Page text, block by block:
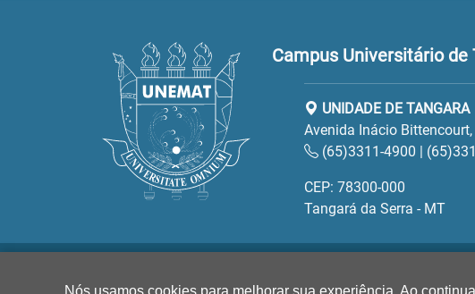
Campus Universitário de
UNIDADE DE TANGARA
Avenida Inácio
(65)3311-4900 |
CEP: 78300-000
Tangará da Serra - MT
Nós usamos cookies para melhorar sua experiência. Ao